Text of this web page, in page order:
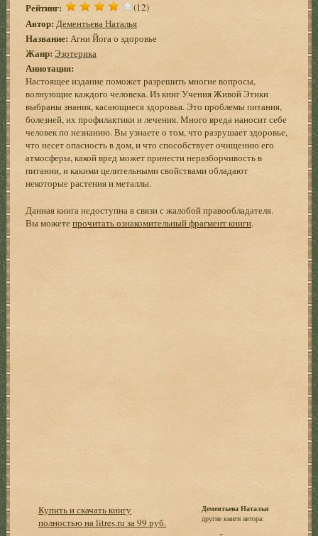
Рейтинг: (12)
Автор: Дементьева Наталья
Название: Агни Йога о здоровье
Жанр: Эзотерика
Аннотация:
Настоящее издание поможет разрешить многие вопросы,
волнующие каждого человека. Из книг Учения Живой Этики
выбраны знания, касающиеся здоровья. Это проблемы питания,
болезней, их профилактики и лечения. Много вреда наносит себе
человек по незнанию. Вы узнаете о том, что разрушает здоровье,
что несет опасность в дом, и что способствует очищению его
атмосферы, какой вред может принести неразборчивость в
питании, и какими целительными свойствами обладают
некоторые растения и металлы.
Данная книга недоступна в связи с жалобой правообладателя.
Вы можетепрочитать ознакомительный фрагмент книги.
Купить и скачать книгу
полностью на litres.ru за 99 руб.
Дементьева Наталья
другие книги автора: